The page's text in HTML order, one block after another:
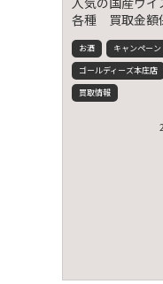
各種 買取金額
です！
お酒
キャンペーン
ゴールディーズ本庄店
買取情報